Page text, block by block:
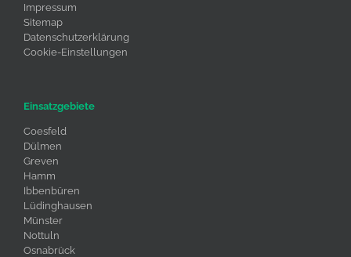
Impressum
Sitemap
Datenschutzerklärung
Cookie-Einstellungen
Einsatzgebiete
Coesfeld
Dülmen
Greven
Hamm
Ibbenbüren
Lüdinghausen
Münster
Nottuln
Osnabrück